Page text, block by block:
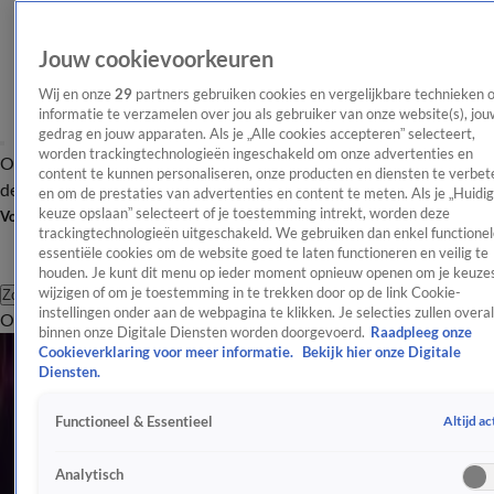
OverzichtAfleveringen Entertainment TV Algemeen
Tip
de redactieNieuwsbrief
Volg Shownieuws
Zoeken
OverzichtEntertainmentSpraakmakendRealityCrimeVideo's
Alle Evenementen Videos
19 juli, 15:10
Zoë Livay krijgt bakken kritiek na optreden tijdens Feyenoord Festival: 'Wat een
Jouw cookievoorkeuren
Wij en onze 29 partners gebruiken cookies en vergelijkbare technieken
informatie te verzamelen over jou als gebruiker van onze website(s),
gedrag en jouw apparaten. Als je „Alle cookies accepteren” selecteert,
worden trackingtechnologieën ingeschakeld om onze advertenties en
content te kunnen personaliseren, onze producten en diensten te
en om de prestaties van advertenties en content te meten. Als je
keuze opslaan” selecteert of je toestemming intrekt, worden deze
trackingtechnologieën uitgeschakeld. We gebruiken dan enkel
essentiële cookies om de website goed te laten functioneren en veilig te
houden. Je kunt dit menu op ieder moment opnieuw openen om je
wijzigen of om je toestemming in te trekken door op de link Cookie-
instellingen onder aan de webpagina te klikken. Je selecties zullen overal
binnen onze Digitale Diensten worden doorgevoerd. Raadpleeg onze
Cookieverklaring voor meer informatie.
Bekijk hier onze Digitale
Diensten.
Functioneel & Essentieel Altijd
Analytisch